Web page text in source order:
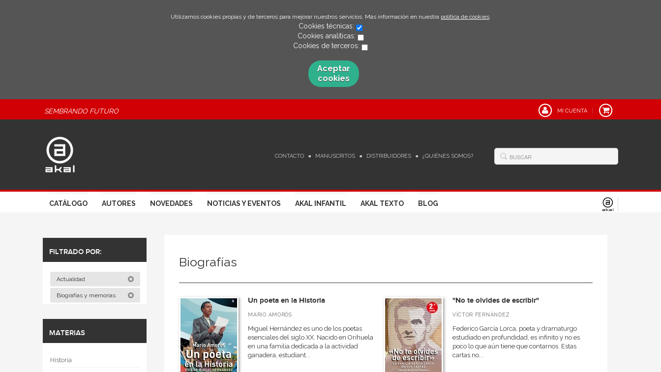
Utilizamos cookies propias y de terceros para mejorar nuestros servicios. Más información en nuestra política de cookies.
Cookies técnicas:
Cookies analíticas:
Cookies de terceros:
Aceptar
cookies
SEMBRANDO FUTURO MI CUENTA
CONTACTO MANUSCRITOS DISTRIBUIDORES ¿QUIÉNES SOMOS?
CATÁLOGO AUTORES NOVEDADES NOTICIAS Y EVENTOS AKAL INFANTIL AKAL TEXTO BLOG
FILTRADO POR:
Actualidad
Biografías y memorias
MATERIAS
Historia
Biografías
Un poeta en la Historia
MARIO AMORÓS
Miguel Hernández es uno de los poetas
esenciales del siglo XX. Nacido en Orihuela
en una familia dedicada a la actividad
ganadera, estudiant...
"No te olvides de escribir"
VÍCTOR FERNÁNDEZ
Federico García Lorca, poeta y dramaturgo
estudiado en profundidad, es infinito y no es
poco lo que aún tiene que contarnos. Estas
cartas no...